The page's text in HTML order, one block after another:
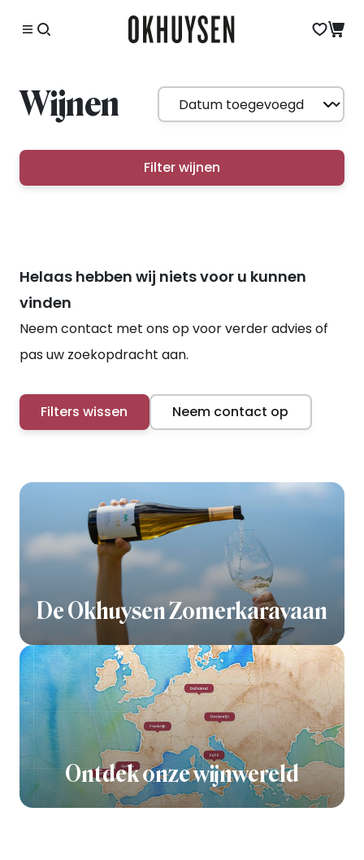
Wijnen
Filter wijnen
Helaas hebben wij niets voor u kunnen
vinden
Neem contact met ons op voor verder advies of
pas uw zoekopdracht aan.
Filters wissen Neem contact op
De Okhuysen Zomerkaravaan
Ontdek onze wijnwereld